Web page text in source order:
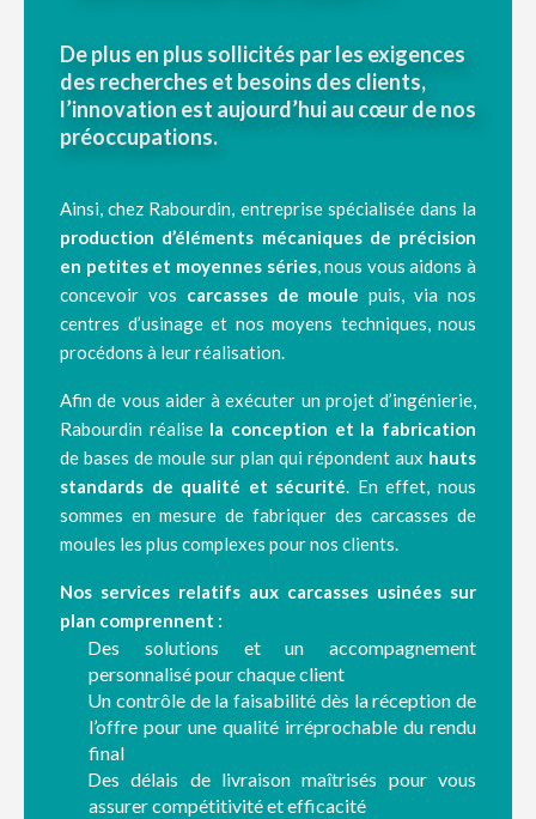
De plus en plus sollicités par les exigences
des recherches et besoins des clients,
l’innovation est aujourd’hui au cœur de nos
préoccupations.
Ainsi, chez Rabourdin, entreprise spécialisée dans la
production d’éléments mécaniques de précision
en petites et moyennes séries, nous vous aidons à
concevoir vos carcasses de moule puis, via nos
centres d’usinage et nos moyens techniques, nous
procédons à leur réalisation.
Afin de vous aider à exécuter un projet d’ingénierie,
Rabourdin réalise la conception et la fabrication
de bases de moule sur plan qui répondent aux hauts
standards de qualité et sécurité. En effet, nous
sommes en mesure de fabriquer des carcasses de
moules les plus complexes pour nos clients.
Nos services relatifs aux carcasses usinées sur
plan comprennent :
Des solutions et un accompagnement
personnalisé pour chaque client
Un contrôle de la faisabilité dès la réception de
l’offre pour une qualité irréprochable du rendu
final
Des délais de livraison maîtrisés pour vous
assurer compétitivité et efficacité